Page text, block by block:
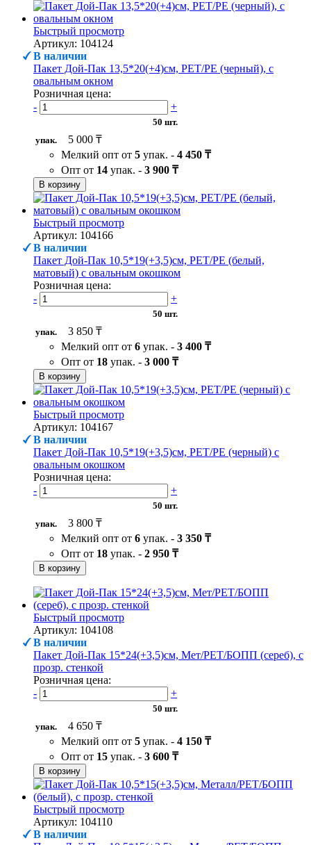
Быстрый просмотр
Артикул: 104124
В наличии
Пакет Дой-Пак 13,5*20(+4)см, PET/PE (черный), с
овальным окном
Розничная цена:
-
+
50 шт.
упак.
5 000 ₸
Мелкий опт от 5 упак. - 4 450 ₸
Опт от 14 упак. - 3 900 ₸
В корзину
Быстрый просмотр
Артикул: 104166
В наличии
Пакет Дой-Пак 10,5*19(+3,5)см, PET/PE (белый,
матовый) с овальным окошком
Розничная цена:
-
+
50 шт.
упак.
3 850 ₸
Мелкий опт от 6 упак. - 3 400 ₸
Опт от 18 упак. - 3 000 ₸
В корзину
Быстрый просмотр
Артикул: 104167
В наличии
Пакет Дой-Пак 10,5*19(+3,5)см, PET/PE (черный) с
овальным окошком
Розничная цена:
-
+
50 шт.
упак.
3 800 ₸
Мелкий опт от 6 упак. - 3 350 ₸
Опт от 18 упак. - 2 950 ₸
В корзину
Быстрый просмотр
Артикул: 104108
В наличии
Пакет Дой-Пак 15*24(+3,5)см, Мет/PET/БОПП (сереб), с
прозр. стенкой
Розничная цена:
-
+
50 шт.
упак.
4 650 ₸
Мелкий опт от 5 упак. - 4 150 ₸
Опт от 15 упак. - 3 600 ₸
В корзину
Быстрый просмотр
Артикул: 104110
В наличии